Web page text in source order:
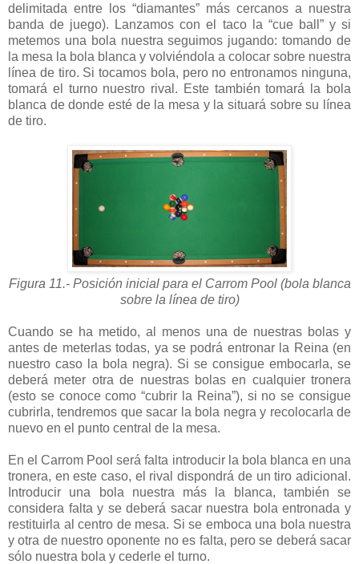
delimitada entre los “diamantes” más cercanos a nuestra
banda de juego). Lanzamos con el taco la “cue ball” y si
metemos una bola nuestra seguimos jugando: tomando de
la mesa la bola blanca y volviéndola a colocar sobre nuestra
línea de tiro. Si tocamos bola, pero no entronamos ninguna,
tomará el turno nuestro rival. Este también tomará la bola
blanca de donde esté de la mesa y la situará sobre su línea
de tiro.
Figura 11.- Posición inicial para el Carrom Pool (bola blanca
sobre la línea de tiro)
Cuando se ha metido, al menos una de nuestras bolas y
antes de meterlas todas, ya se podrá entronar la Reina (en
nuestro caso la bola negra). Si se consigue embocarla, se
deberá meter otra de nuestras bolas en cualquier tronera
(esto se conoce como “cubrir la Reina”), si no se consigue
cubrirla, tendremos que sacar la bola negra y recolocarla de
nuevo en el punto central de la mesa.
En el Carrom Pool será falta introducir la bola blanca en una
tronera, en este caso, el rival dispondrá de un tiro adicional.
Introducir una bola nuestra más la blanca, también se
considera falta y se deberá sacar nuestra bola entronada y
restituirla al centro de mesa. Si se emboca una bola nuestra
y otra de nuestro oponente no es falta, pero se deberá sacar
sólo nuestra bola y cederle el turno.